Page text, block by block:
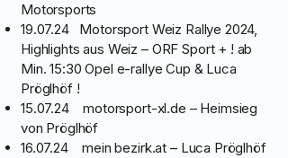
Motorsports
19.07.24 Motorsport Weiz Rallye 2024,
Highlights aus Weiz – ORF Sport + ! ab
Min. 15:30 Opel e-rallye Cup & Luca
Pröglhöf !
15.07.24 motorsport-xl.de – Heimsieg
von Pröglhöf
16.07.24 mein bezirk.at – Luca Pröglhöf